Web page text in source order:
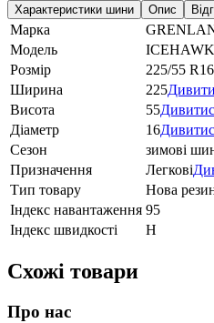
Характеристики шини
Опис
Марка
Модель
Розмір
225/55 R16
Ширина
225
Висота
55
Діаметр
16
Сезон
зимові
Призначення
Легкові
Тип товару
Нова
Індекс навантаження 95
Індекс швидкості
H
Схожі товари
Про нас